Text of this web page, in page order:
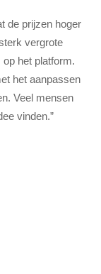
de prijzen hoger
vergrote
het platform.
het aanpassen
Veel mensen
vinden.”